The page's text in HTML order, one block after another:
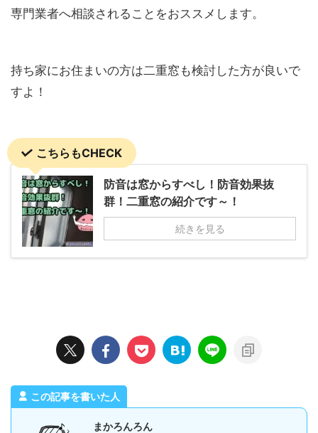
専門業者へ相談されることをおススメします。
持ち家にお住まいの方は二重窓も検討した方が良いで
すよ！
こちらもCHECK
防音は窓からすべし！防音効果抜
群！二重窓の紹介です～！
続きを見る
この記事を書いた人
まかろんろん